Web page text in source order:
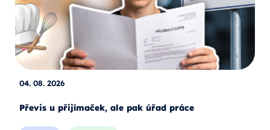
04. 08. 2026
Převis u přijímaček, ale pak úřad práce